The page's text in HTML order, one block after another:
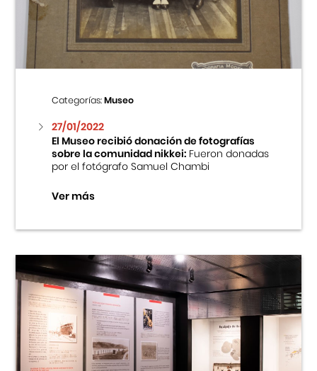
Centro Cultural Peruano Japonés
Museo de la Inmigración Japonesa
Fondo Editorial
Teatro Peruano Japonés
Categorías:Museo
27/01/2022
El Museo recibió donación de fotografías
sobre la comunidad nikkei:Fueron donadas
por el fotógrafo Samuel Chambi
Ver más